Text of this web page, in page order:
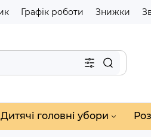
Графік роботи Знижки
Дитячі головні убори